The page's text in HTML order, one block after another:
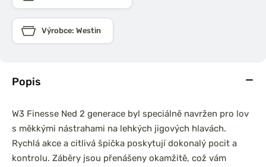
Popis
W3 Finesse Ned 2 generace byl speciálně navržen pro lov
s měkkými nástrahami na lehkých jigových hlavách.
Rychlá akce a citlivá špička poskytují dokonalý pocit a
kontrolu. Záběry jsou přenášeny okamžitě, což vám
Výrobce: Westin